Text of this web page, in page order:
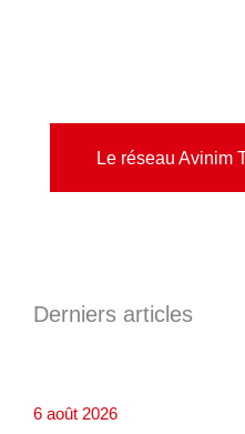
Le réseau Avinim
Derniers articles
6 août 2026